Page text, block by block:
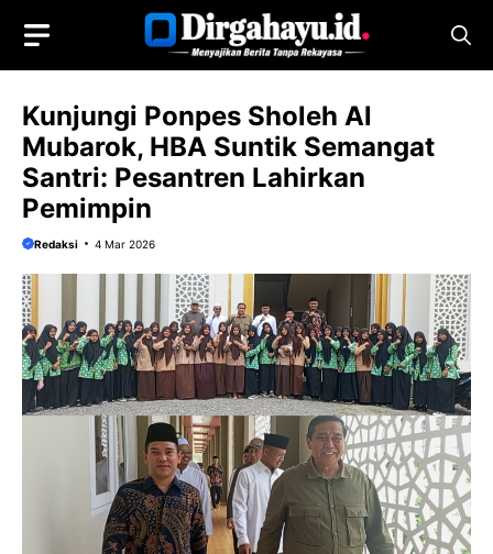
isi
Kunjungi Ponpes Sholeh Al
Mubarok, HBA Suntik Semangat
Santri: Pesantren Lahirkan
Pemimpin
Redaksi 4 Mar 2026